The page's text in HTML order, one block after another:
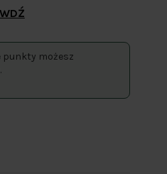
punkty możesz